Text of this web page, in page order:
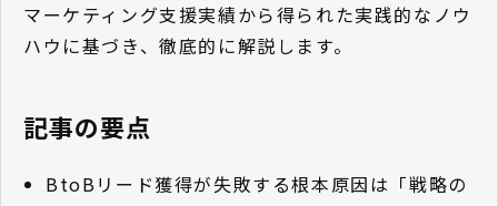
マーケティング支援実績から得られた実践的なノウ
ハウに基づき、徹底的に解説します。
記事の要点
BtoBリード獲得が失敗する根本原因は「戦略の